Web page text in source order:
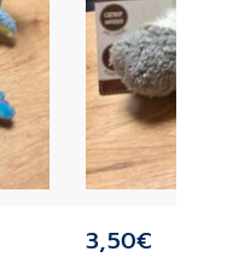
3,50€